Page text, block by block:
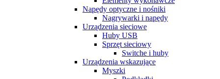
Napędy optyczne i nośniki
Nagrywarki i napędy
Urządzenia sieciowe
Huby USB
Sprzęt sieciowy
Switche i huby
Urządzenia wskazujące
Myszki